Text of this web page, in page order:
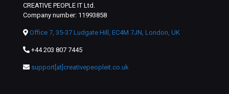
CREATIVE PEOPLE IT Ltd.
Company number: 11993858
Office 7, 35-37 Ludgate Hill, EC4M 7JN, London, UK
+44 203 807 7445
support[at]creativepeopleit.co.uk